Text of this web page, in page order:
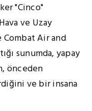
"Cinco"
ve Uzay
Air and
sunumda, yapay
önceden
ve bir insana